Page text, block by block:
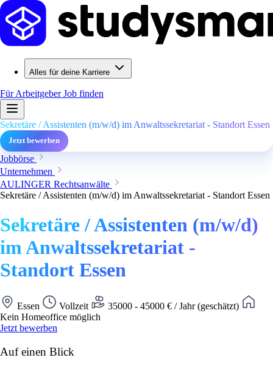
Alles für deine Karriere
Für ArbeitgeberJob finden
Sekretäre / Assistenten (m/w/d) im Anwaltssekretariat - Standort Essen
Jetzt bewerben
Jobbörse
Unternehmen
AULINGER Rechtsanwälte
Sekretäre / Assistenten (m/w/d) im Anwaltssekretariat - Standort Essen
Sekretäre / Assistenten (m/w/d)
im Anwaltssekretariat -
Standort Essen
Essen Vollzeit
35000 - 45000 € / Jahr (geschätzt)
Kein Homeoffice möglich
Jetzt bewerben
Auf einen Blick